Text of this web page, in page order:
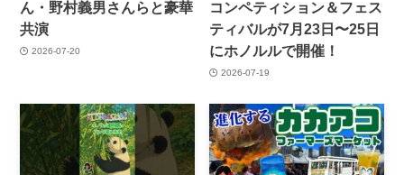
ん・野村義男さんらと豪華
共演
2026-07-20
コンペティション＆フェス
ティバルが7月23日〜25日
にホノルルで開催！
2026-07-19